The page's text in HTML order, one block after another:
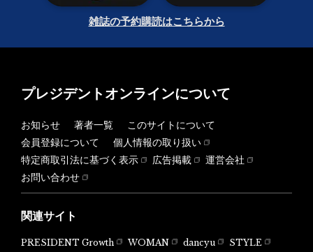
雑誌の予約購読はこちらから
プレジデントオンラインについて
お知らせ 著者一覧
このサイトについて
会員登録について
個人情報の取り扱い
特定商取引法に基づく表示
広告掲載
運営会社
お問い合わせ
関連サイト
PRESIDENT Growth WOMAN dancyu
STYLE